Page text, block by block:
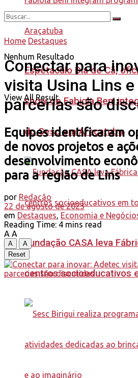
Espetáculo Dia de Cã,
show de Fabiola Beni
do Sesc em Araçatuba
Fundação CASA leva
centros socioeducativos
Nenhum Resultado
View All Result
Home Destaques
Conectar para
visita Usina Lins
parcerias são
Equipes identificaram
de novos projetos e
desenvolvimento
para a região de Lins
por Redação
22 de agosto de 2023
em Destaques, Economia e
Reading Time: 4 mins read
A A
A
A
Reset